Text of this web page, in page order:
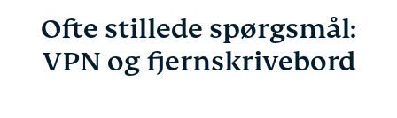
Ofte stillede spørgsmål:
VPN og fjernskrivebord